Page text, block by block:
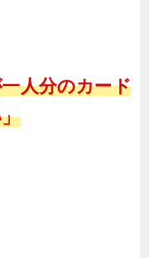
人分のカード